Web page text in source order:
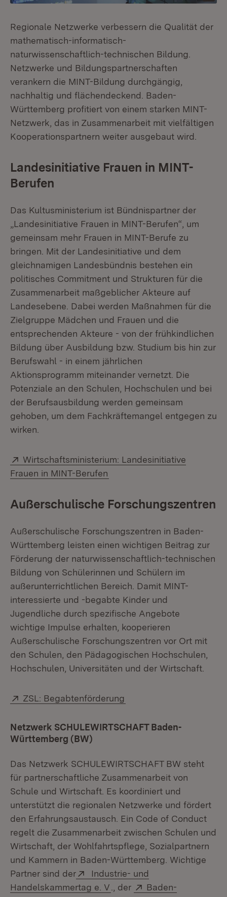
Regionale Netzwerke verbessern die Qualität der
mathematisch-informatisch-
naturwissenschaftlich-technischen Bildung.
Netzwerke und Bildungspartnerschaften
verankern die MINT-Bildung durchgängig,
nachhaltig und flächendeckend. Baden-
Württemberg profitiert von einem starken MINT-
Netzwerk, das in Zusammenarbeit mit vielfältigen
Kooperationspartnern weiter ausgebaut wird.
Landesinitiative Frauen in MINT-
Berufen
Das Kultusministerium ist Bündnispartner der
„Landesinitiative Frauen in MINT-Berufen“, um
gemeinsam mehr Frauen in MINT-Berufe zu
bringen. Mit der Landesinitiative und dem
gleichnamigen Landesbündnis bestehen ein
politisches Commitment und Strukturen für die
Zusammenarbeit maßgeblicher Akteure auf
Landesebene. Dabei werden Maßnahmen für die
Zielgruppe Mädchen und Frauen und die
entsprechenden Akteure - von der frühkindlichen
Bildung über Ausbildung bzw. Studium bis hin zur
Berufswahl - in einem jährlichen
Aktionsprogramm miteinander vernetzt. Die
Potenziale an den Schulen, Hochschulen und bei
der Berufsausbildung werden gemeinsam
gehoben, um dem Fachkräftemangel entgegen zu
wirken.
Extern:
Wirtschaftsministerium: Landesinitiative
Frauen in MINT-Berufen
Außerschulische Forschungszentren
Außerschulische Forschungszentren in Baden-
Württemberg leisten einen wichtigen Beitrag zur
Förderung der naturwissenschaftlich-technischen
Bildung von Schülerinnen und Schülern im
außerunterrichtlichen Bereich. Damit MINT-
interessierte und -begabte Kinder und
Jugendliche durch spezifische Angebote
wichtige Impulse erhalten, kooperieren
Außerschulische Forschungszentren vor Ort mit
den Schulen, den Pädagogischen Hochschulen,
Hochschulen, Universitäten und der Wirtschaft.
Extern:
ZSL: Begabtenförderung
Netzwerk SCHULEWIRTSCHAFT Baden-
Württemberg (BW)
Das Netzwerk SCHULEWIRTSCHAFT BW steht
für partnerschaftliche Zusammenarbeit von
Schule und Wirtschaft. Es koordiniert und
unterstützt die regionalen Netzwerke und fördert
den Erfahrungsaustausch. Ein Code of Conduct
regelt die Zusammenarbeit zwischen Schulen und
Wirtschaft, der Wohlfahrtspflege, Sozialpartnern
und Kammern in Baden-Württemberg. Wichtige
Partner sind der
Extern:
Industrie- und
Handelskammertag e. V (Öffnet in neuem Fenster)
., der Extern:
Baden-